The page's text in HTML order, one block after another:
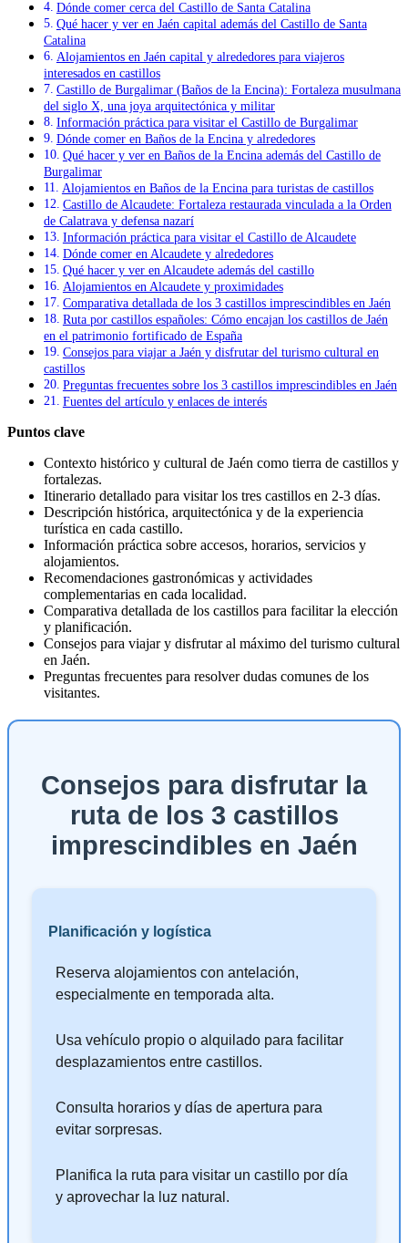
Dónde comer cerca del Castillo de Santa Catalina
Qué hacer y ver en Jaén capital además del Castillo de Santa
Catalina
Alojamientos en Jaén capital y alrededores para viajeros
interesados en castillos
Castillo de Burgalimar (Baños de la Encina): Fortaleza musulmana
del siglo X, una joya arquitectónica y militar
Información práctica para visitar el Castillo de Burgalimar
Dónde comer en Baños de la Encina y alrededores
Qué hacer y ver en Baños de la Encina además del Castillo de
Burgalimar
Alojamientos en Baños de la Encina para turistas de castillos
Castillo de Alcaudete: Fortaleza restaurada vinculada a la Orden
de Calatrava y defensa nazarí
Información práctica para visitar el Castillo de Alcaudete
Dónde comer en Alcaudete y alrededores
Qué hacer y ver en Alcaudete además del castillo
Alojamientos en Alcaudete y proximidades
Comparativa detallada de los 3 castillos imprescindibles en Jaén
Ruta por castillos españoles: Cómo encajan los castillos de Jaén
en el patrimonio fortificado de España
Consejos para viajar a Jaén y disfrutar del turismo cultural en
castillos
Preguntas frecuentes sobre los 3 castillos imprescindibles en Jaén
Fuentes del artículo y enlaces de interés
Puntos clave
Contexto histórico y cultural de Jaén como tierra de castillos y
fortalezas.
Itinerario detallado para visitar los tres castillos en 2-3 días.
Descripción histórica, arquitectónica y de la experiencia
turística en cada castillo.
Información práctica sobre accesos, horarios, servicios y
alojamientos.
Recomendaciones gastronómicas y actividades
complementarias en cada localidad.
Comparativa detallada de los castillos para facilitar la elección
y planificación.
Consejos para viajar y disfrutar al máximo del turismo cultural
en Jaén.
Preguntas frecuentes para resolver dudas comunes de los
visitantes.
Consejos para disfrutar la
ruta de los 3 castillos
imprescindibles en Jaén
Planificación y logística
Reserva alojamientos con antelación,
especialmente en temporada alta.
Usa vehículo propio o alquilado para facilitar
desplazamientos entre castillos.
Consulta horarios y días de apertura para
evitar sorpresas.
Planifica la ruta para visitar un castillo por día
y aprovechar la luz natural.